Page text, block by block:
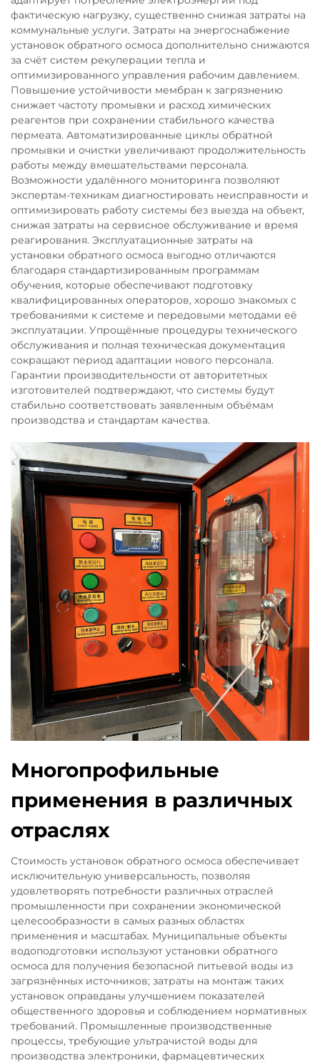
фактическую нагрузку, существенно снижая затраты на
коммунальные услуги. Затраты на энергоснабжение
установок обратного осмоса дополнительно снижаются
за счёт систем рекуперации тепла и
оптимизированного управления рабочим давлением.
Повышение устойчивости мембран к загрязнению
снижает частоту промывки и расход химических
реагентов при сохранении стабильного качества
пермеата. Автоматизированные циклы обратной
промывки и очистки увеличивают продолжительность
работы между вмешательствами персонала.
Возможности удалённого мониторинга позволяют
экспертам-техникам диагностировать неисправности и
оптимизировать работу системы без выезда на объект,
снижая затраты на сервисное обслуживание и время
реагирования. Эксплуатационные затраты на
установки обратного осмоса выгодно отличаются
благодаря стандартизированным программам
обучения, которые обеспечивают подготовку
квалифицированных операторов, хорошо знакомых с
требованиями к системе и передовыми методами её
эксплуатации. Упрощённые процедуры технического
обслуживания и полная техническая документация
сокращают период адаптации нового персонала.
Гарантии производительности от авторитетных
изготовителей подтверждают, что системы будут
стабильно соответствовать заявленным объёмам
производства и стандартам качества.
Многопрофильные
применения в различных
отраслях
Стоимость установок обратного осмоса обеспечивает
исключительную универсальность, позволяя
удовлетворять потребности различных отраслей
промышленности при сохранении экономической
целесообразности в самых разных областях
применения и масштабах. Муниципальные объекты
водоподготовки используют установки обратного
осмоса для получения безопасной питьевой воды из
загрязнённых источников; затраты на монтаж таких
установок оправданы улучшением показателей
общественного здоровья и соблюдением нормативных
требований. Промышленные производственные
процессы, требующие ультрачистой воды для
производства электроники, фармацевтических